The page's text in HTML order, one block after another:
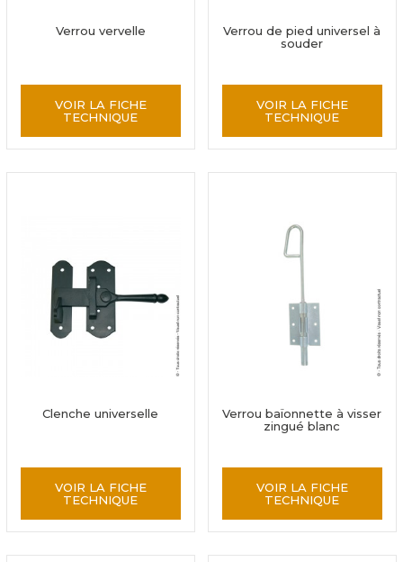
Verrou vervelle
VOIR LA FICHE
TECHNIQUE
Verrou de pied universel à
souder
VOIR LA FICHE
TECHNIQUE
Clenche universelle
VOIR LA FICHE
TECHNIQUE
Verrou baïonnette à visser
zingué blanc
VOIR LA FICHE
TECHNIQUE